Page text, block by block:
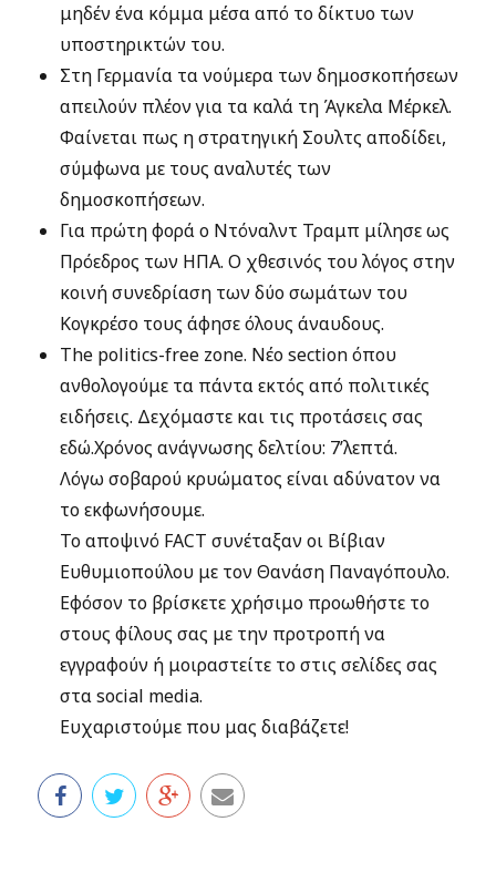
μηδέν ένα κόμμα μέσα από το δίκτυο των
υποστηρικτών του.
Στη Γερμανία τα νούμερα των δημοσκοπήσεων
απειλούν πλέον για τα καλά τη Άγκελα Μέρκελ.
Φαίνεται πως η στρατηγική Σουλτς αποδίδει,
σύμφωνα με τους αναλυτές των
δημοσκοπήσεων.
Για πρώτη φορά ο Ντόναλντ Τραμπ μίλησε ως
Πρόεδρος των ΗΠΑ. Ο χθεσινός του λόγος στην
κοινή συνεδρίαση των δύο σωμάτων του
Κογκρέσο τους άφησε όλους άναυδους.
The politics-free zone. Νέο section όπου
ανθολογούμε τα πάντα εκτός από πολιτικές
ειδήσεις. Δεχόμαστε και τις προτάσεις σας
εδώ.Χρόνος ανάγνωσης δελτίου: 7’λεπτά.
Λόγω σοβαρού κρυώματος είναι αδύνατον να
το εκφωνήσουμε.
Το αποψινό FACT συνέταξαν οι Βίβιαν
Ευθυμιοπούλου με τον Θανάση Παναγόπουλο.
Εφόσον το βρίσκετε χρήσιμο προωθήστε το
στους φίλους σας με την προτροπή να
εγγραφούν ή μοιραστείτε το στις σελίδες σας
στα social media.
Ευχαριστούμε που μας διαβάζετε!